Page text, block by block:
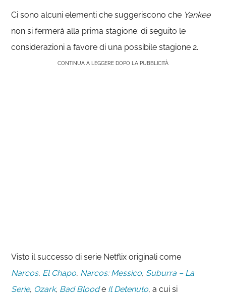
Ci sono alcuni elementi che suggeriscono che Yankee
non si fermerà alla prima stagione: di seguito le
considerazioni a favore di una possibile stagione 2.
CONTINUA A LEGGERE DOPO LA PUBBLICITÀ
Visto il successo di serie Netflix originali come
Narcos, El Chapo, Narcos: Messico, Suburra – La
Serie, Ozark, Bad Bloode Il Detenuto, a cui si